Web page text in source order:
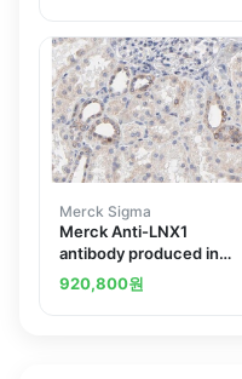
Merck Sigma
Merck Anti-LNX1
antibody produced in
rabbit
920,800원